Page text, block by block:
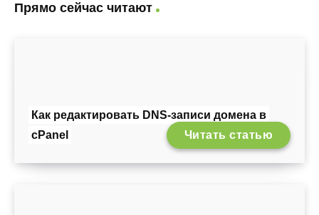
Прямо сейчас читают
Как редактировать DNS-записи домена в
cPanel
Читать статью